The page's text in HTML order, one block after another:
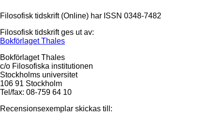
Filosofisk tidskrift (Online) har ISSN 0348-7482
Filosofisk tidskrift ges ut av:
Bokförlaget Thales
Bokförlaget Thales
c/o Filosofiska institutionen
Stockholms universitet
106 91 Stockholm
Tel/fax: 08-759 64 10
Recensionsexemplar skickas till: